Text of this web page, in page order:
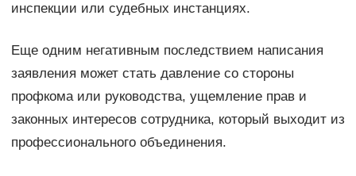
инспекции или судебных инстанциях.
Еще одним негативным последствием написания
заявления может стать давление со стороны
профкома или руководства, ущемление прав и
законных интересов сотрудника, который выходит из
профессионального объединения.